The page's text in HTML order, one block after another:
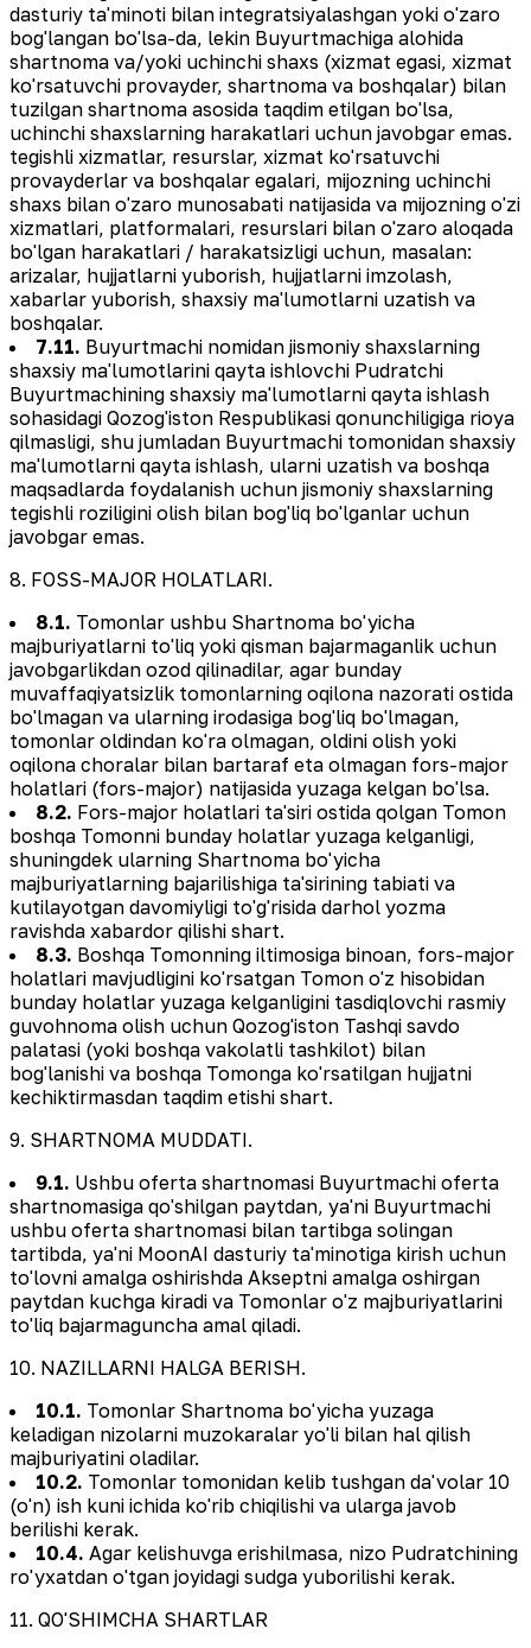
dasturiy ta'minoti bilan integratsiyalashgan yoki o'zaro
bog'langan bo'lsa-da, lekin Buyurtmachiga alohida
shartnoma va/yoki uchinchi shaxs (xizmat egasi, xizmat
ko'rsatuvchi provayder, shartnoma va boshqalar) bilan
tuzilgan shartnoma asosida taqdim etilgan bo'lsa,
uchinchi shaxslarning harakatlari uchun javobgar emas.
tegishli xizmatlar, resurslar, xizmat ko'rsatuvchi
provayderlar va boshqalar egalari, mijozning uchinchi
shaxs bilan o'zaro munosabati natijasida va mijozning o'zi
xizmatlari, platformalari, resurslari bilan o'zaro aloqada
bo'lgan harakatlari / harakatsizligi uchun, masalan:
arizalar, hujjatlarni yuborish, hujjatlarni imzolash,
xabarlar yuborish, shaxsiy ma'lumotlarni uzatish va
boshqalar.
7.11. Buyurtmachi nomidan jismoniy shaxslarning
shaxsiy ma'lumotlarini qayta ishlovchi Pudratchi
Buyurtmachining shaxsiy ma'lumotlarni qayta ishlash
sohasidagi Qozog'iston Respublikasi qonunchiligiga rioya
qilmasligi, shu jumladan Buyurtmachi tomonidan shaxsiy
ma'lumotlarni qayta ishlash, ularni uzatish va boshqa
maqsadlarda foydalanish uchun jismoniy shaxslarning
tegishli roziligini olish bilan bog'liq bo'lganlar uchun
javobgar emas.
8. FOSS-MAJOR HOLATLARI.
8.1. Tomonlar ushbu Shartnoma bo'yicha
majburiyatlarni to'liq yoki qisman bajarmaganlik uchun
javobgarlikdan ozod qilinadilar, agar bunday
muvaffaqiyatsizlik tomonlarning oqilona nazorati ostida
bo'lmagan va ularning irodasiga bog'liq bo'lmagan,
tomonlar oldindan ko'ra olmagan, oldini olish yoki
oqilona choralar bilan bartaraf eta olmagan fors-major
holatlari (fors-major) natijasida yuzaga kelgan bo'lsa.
8.2. Fors-major holatlari ta'siri ostida qolgan Tomon
boshqa Tomonni bunday holatlar yuzaga kelganligi,
shuningdek ularning Shartnoma bo'yicha
majburiyatlarning bajarilishiga ta'sirining tabiati va
kutilayotgan davomiyligi to'g'risida darhol yozma
ravishda xabardor qilishi shart.
8.3. Boshqa Tomonning iltimosiga binoan, fors-major
holatlari mavjudligini ko'rsatgan Tomon o'z hisobidan
bunday holatlar yuzaga kelganligini tasdiqlovchi rasmiy
guvohnoma olish uchun Qozog'iston Tashqi savdo
palatasi (yoki boshqa vakolatli tashkilot) bilan
bog'lanishi va boshqa Tomonga ko'rsatilgan hujjatni
kechiktirmasdan taqdim etishi shart.
9. SHARTNOMA MUDDATI.
9.1. Ushbu oferta shartnomasi Buyurtmachi oferta
shartnomasiga qo'shilgan paytdan, ya'ni Buyurtmachi
ushbu oferta shartnomasi bilan tartibga solingan
tartibda, ya'ni MoonAI dasturiy ta'minotiga kirish uchun
to'lovni amalga oshirishda Akseptni amalga oshirgan
paytdan kuchga kiradi va Tomonlar o'z majburiyatlarini
to'liq bajarmaguncha amal qiladi.
10. NAZILLARNI HALGA BERISH.
10.1. Tomonlar Shartnoma bo'yicha yuzaga
keladigan nizolarni muzokaralar yo'li bilan hal qilish
majburiyatini oladilar.
10.2. Tomonlar tomonidan kelib tushgan da'volar 10
(o'n) ish kuni ichida ko'rib chiqilishi va ularga javob
berilishi kerak.
10.4. Agar kelishuvga erishilmasa, nizo Pudratchining
ro'yxatdan o'tgan joyidagi sudga yuborilishi kerak.
11. QO'SHIMCHA SHARTLAR